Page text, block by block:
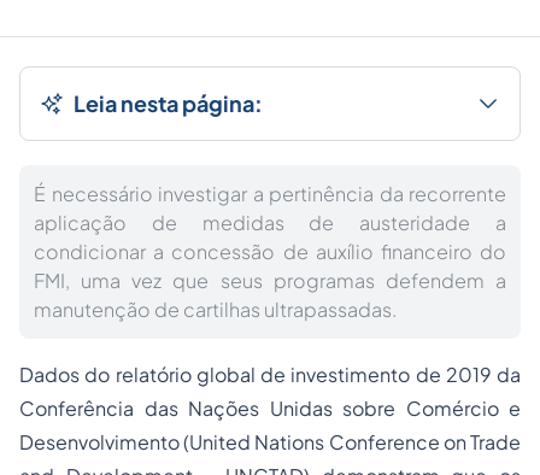
Leia nesta página:
É necessário investigar a pertinência da recorrente
aplicação de medidas de austeridade a
condicionar a concessão de auxílio financeiro do
FMI, uma vez que seus programas defendem a
manutenção de cartilhas ultrapassadas.
Dados do relatório global de investimento de 2019 da
Conferência das Nações Unidas sobre Comércio e
Desenvolvimento (United Nations Conference on Trade